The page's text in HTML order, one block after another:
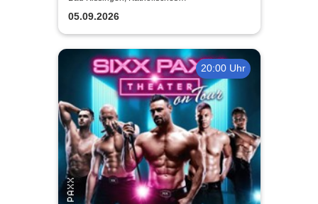
kommen zu euch!
Gemeindezentrum
05.09.2026
20:00 Uhr